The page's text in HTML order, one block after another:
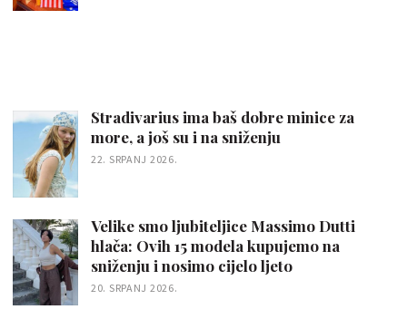
Stradivarius ima baš dobre minice za
more, a još su i na sniženju
22. SRPANJ 2026.
Velike smo ljubiteljice Massimo Dutti
hlača: Ovih 15 modela kupujemo na
sniženju i nosimo cijelo ljeto
20. SRPANJ 2026.